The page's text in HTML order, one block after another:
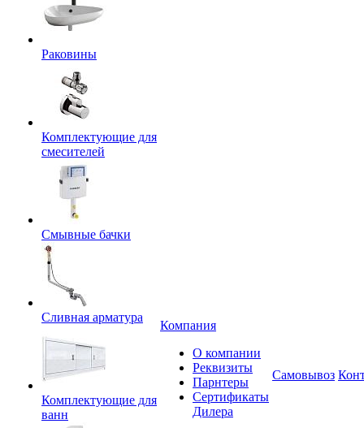
Раковины
Комплектующие для
смесителей
Смывные бачки
Сливная арматура
Комплектующие для
ванн
Компания
О компании
Реквизиты
Парнтеры
Сертификаты
Дилера
Самовывоз